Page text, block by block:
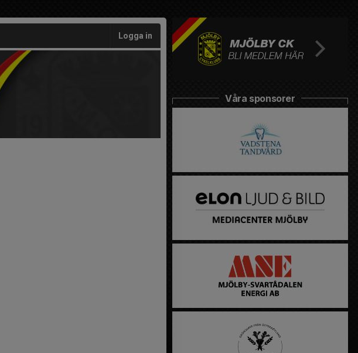
Logga in
Våra sponsorer